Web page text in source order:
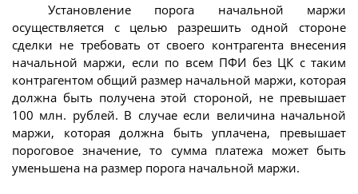
Установление порога начальной маржи
осуществляется с целью разрешить одной стороне
сделки не требовать от своего контрагента внесения
начальной маржи, если по всем ПФИ без ЦК с таким
контрагентом общий размер начальной маржи, которая
должна быть получена этой стороной, не превышает
100 млн. рублей. В случае если величина начальной
маржи, которая должна быть уплачена, превышает
пороговое значение, то сумма платежа может быть
уменьшена на размер порога начальной маржи.